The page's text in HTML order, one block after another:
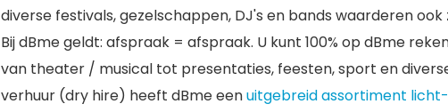
diverse festivals, gezelschappen, DJ's en bands waarderen
Bij dBme geldt: afspraak = afspraak. U kunt 100% op dBme
van theater / musical tot presentaties, feesten, sport en
verhuur (dry hire) heeft dBme eenuitgebreid assortiment